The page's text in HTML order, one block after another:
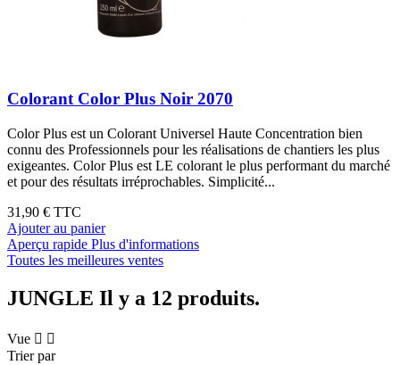
Colorant Color Plus Noir 2070
Color Plus est un Colorant Universel Haute Concentration bien
connu des Professionnels pour les réalisations de chantiers les plus
exigeantes. Color Plus est LE colorant le plus performant du marché
et pour des résultats irréprochables. Simplicité...
31,90 € TTC
Ajouter au panier
Aperçu rapide Plus d'informations
Toutes les meilleures ventes
JUNGLE Il y a 12 produits.
Vue  
Trier par